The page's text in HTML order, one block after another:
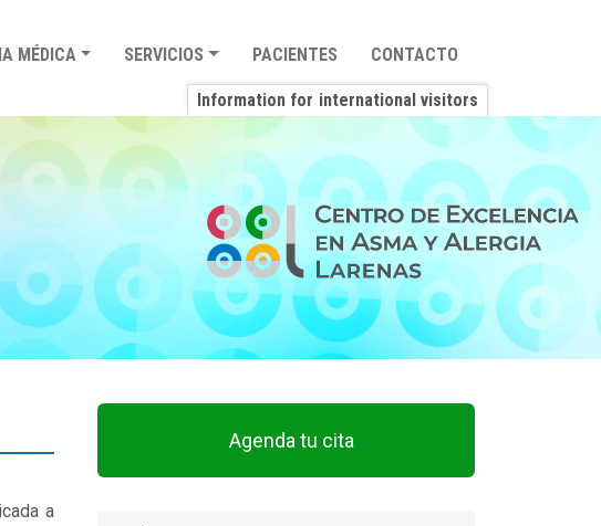
MÉDICA SERVICIOS PACIENTES CONTACTO
Information for international visitors
a
Agenda tu cita